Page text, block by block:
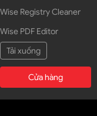
Wise Registry Cleaner
Wise PDF Editor
Tải xuống
Cửa hàng